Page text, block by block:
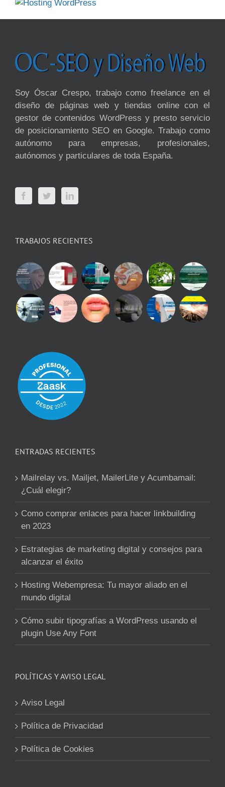
Soy Óscar Crespo, trabajo como freelance en el
diseño de páginas web y tiendas online con el
gestor de contenidos WordPress y presto servicio
de posicionamiento SEO en Google. Trabajo como
autónomo para empresas, profesionales,
autónomos y particulares de toda España.
TRABAJOS RECIENTES
ENTRADAS RECIENTES
Mailrelay vs. Mailjet, MailerLite y Acumbamail:
¿Cuál elegir?
Como comprar enlaces para hacer linkbuilding
en 2023
Estrategias de marketing digital y consejos para
alcanzar el éxito
Hosting Webempresa: Tu mayor aliado en el
mundo digital
Cómo subir tipografías a WordPress usando el
plugin Use Any Font
POLÍTICAS Y AVISO LEGAL
Aviso Legal
Política de Privacidad
Política de Cookies